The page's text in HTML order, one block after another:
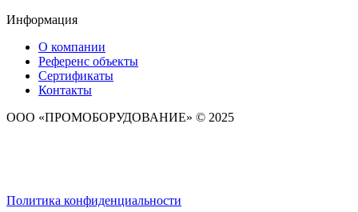
Информация
О компании
Референс объекты
Сертификаты
Контакты
ООО «ПРОМОБОРУДОВАНИЕ» © 2025
Политика конфиденциальности